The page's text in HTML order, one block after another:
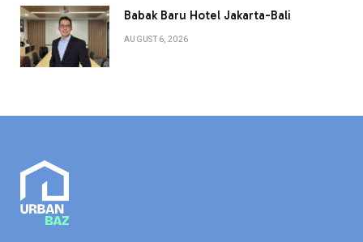
Babak Baru Hotel Jakarta-Bali
AUGUST 6, 2026